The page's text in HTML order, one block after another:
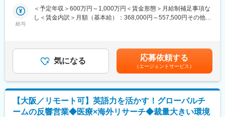
す。
コスト削減、及び適正な物流管理・情報管理・医事請求管理の実
現を目的とし、サービスを提供してきました。今後も社員一同
「誠実であること」をモットーに、医療機関とともに「よりよい
医療の実現」を目的とした医療経営改革に積極的に取り組んでい
きます。
■具体的な仕事内容：
・病院、既存／新規システムベンダー等と打合せ
・課題、今後の提案内容 ／システム等の仕様書案の作成
・システムベンダー等からの意見、病院の要望との調整、価格交
■入社後について：
3年かけてOJTを実施いたします。主な顧客であるNHOの電子カル
給与
＜予定年収＞600万円～1,000万円＜賃金形態＞月給制補足事項な
し＜賃金内訳＞月額（基本給）：368,000円～557,500円その他固
（4月、10月）※勤務評価及び業績による■残業手当なし（裁量労
働制のため）■在宅勤務手当5,000円／月（対象者）■出張手当
3,000円／1日賃金はあくまでも目安の金額であり、選考を通じて
上下する可能性があります。月給(月額)は固定手当を含めた表記で
す。
気になる 応募依頼する
（エージェントサービス）
【大阪／リモート可】英語力を活かす！グローバルチ
ームの反響営業◆医療×海外リサーチ◆裁量大きい環境